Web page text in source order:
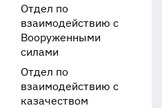
Отдел по
взаимодействию с
Вооруженными
силами
Отдел по
взаимодействию с
казачеством